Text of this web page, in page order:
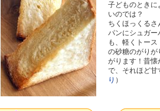
子どものとき
いのでは？
ちくほっくる
パンにシュガー
も、軽くトー
の砂糖のがりが
がります！昔懐
で、それほど甘
り ）